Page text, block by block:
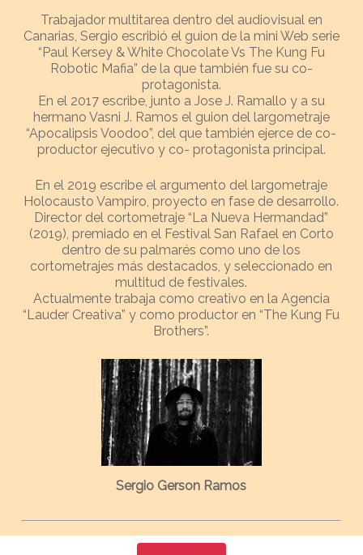
Trabajador multitarea dentro del audiovisual en
Canarias, Sergio escribió el guion de la mini Web serie
“Paul Kersey & White Chocolate Vs The Kung Fu
Robotic Mafia” de la que también fue su co-
protagonista.
En el 2017 escribe, junto a Jose J. Ramallo y a su
hermano Vasni J. Ramos el guion del largometraje
“Apocalipsis Voodoo”, del que también ejerce de co-
productor ejecutivo y co- protagonista principal.
En el 2019 escribe el argumento del largometraje
Holocausto Vampiro, proyecto en fase de desarrollo.
Director del cortometraje “La Nueva Hermandad”
(2019), premiado en el Festival San Rafael en Corto
dentro de su palmarés como uno de los
cortometrajes más destacados, y seleccionado en
multitud de festivales.
Actualmente trabaja como creativo en la Agencia
“Lauder Creativa” y como productor en “The Kung Fu
Brothers”.
Sergio Gerson Ramos